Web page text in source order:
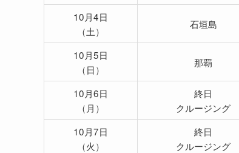
10月4日
（土）
石垣島
10月5日
（日）
那覇
10月6日
（月）
終日
クルージング
10月7日
（火）
終日
クルージング